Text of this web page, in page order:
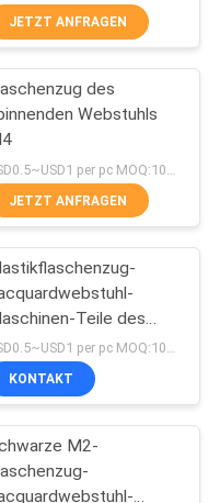
24
20
JETZT ANFRAGEN
des
Webstuhls
JETZT ANFRAGEN
Teile des
USD0.5~USD1 per pc MOQ:1000
KONTAKT
M2-